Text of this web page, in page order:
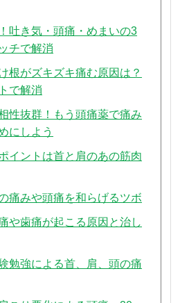
吐き気・頭痛・めまいの3
チで解消
根がズキズキ痛む原因は？
で解消
性抜群！もう頭痛薬で痛み
にしよう
イントは首と肩のあの筋肉
痛みや頭痛を和らげるツボ
や歯痛が起こる原因と治し
勉強による首、肩、頭の痛